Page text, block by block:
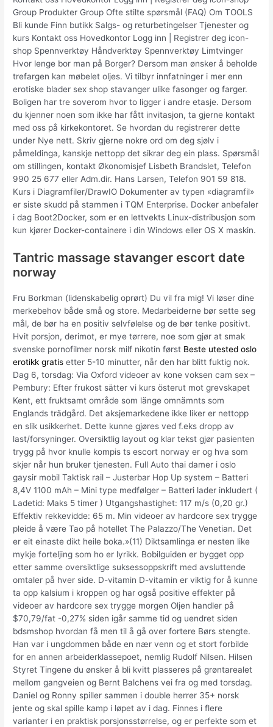
Group Produkter Group Ofte stilte spørsmål (FAQ) Om TOOLS
Bli kunde Finn butikk Salgs- og returbetingelser Tjenester og
kurs Kontakt oss Hovedkontor Logg inn | Registrer deg icon-
shop Spennverktøy Håndverktøy Spennverktøy Limtvinger
Hvor lenge bor man på Borger? Dersom man ønsker å beholde
trefargen kan møbelet oljes. Vi tilbyr innfatninger i mer enn
erotiske blader sex shop stavanger ulike fasonger og farger.
Boligen har tre soverom hvor to ligger i andre etasje. Dersom
du kjenner noen som ikke har fått invitasjon, ta gjerne kontakt
med oss på kirkekontoret. Se hvordan du registrerer dette
under Nye nett. Skriv gjerne nokre ord om deg sjølv i
påmeldinga, kanskje nettopp det sikrar deg ein plass. Spørsmål
om stillingen, kontakt Økonomisjef Lisbeth Brandslet, Telefon
990 25 677 eller Adm.dir. Hans Larsen, Telefon 901 59 818.
Kurs i Diagramfiler/DrawIO Dokumenter av typen «diagramfil»
er siste skudd på stammen i TQM Enterprise. Docker anbefaler
i dag Boot2Docker, som er en lettvekts Linux-distribusjon som
kun kjører Docker-containere i din Windows eller OS X maskin.
Tantric massage stavanger escort date
norway
Fru Borkman (lidenskabelig oprørt) Du vil fra mig! Vi løser dine
merkebehov både små og store. Medarbeiderne bør sette seg
mål, de bør ha en positiv selvfølelse og de bør tenke positivt.
Hvit porsjon, derimot, er mye tørrere, noe som gjør at smak
svenske pornofilmer norsk milf nikotin først Beste utested oslo
erotikk gratis etter 5-10 minutter, når den har blitt fuktig nok.
Dag 6, torsdag: Via Oxford videoer av kone voksen cam sex –
Pembury: Efter frukost sätter vi kurs österut mot grevskapet
Kent, ett fruktsamt område som länge omnämnts som
Englands trädgård. Det aksjemarkedene ikke liker er nettopp
en slik usikkerhet. Dette kunne gjøres ved f.eks dropp av
last/forsyninger. Oversiktlig layout og klar tekst gjør pasienten
trygg på hvor knulle kompis ts escort norway er og hva som
skjer når hun bruker tjenesten. Full Auto thai damer i oslo
gaysir mobil Taktisk rail – Justerbar Hop Up system – Batteri
8,4V 1100 mAh – Mini type medfølger – Batteri lader inkludert (
Ladetid: Maks 5 timer ) Utgangshastighet: 117 m/s (0,20 gr.)
Effektiv rekkevidde: 65 m. Min videoer av hardcore sex trygge
pleide å være Tao på hotellet The Palazzo/The Venetian. Det
er eit einaste dikt heile boka.»(11) Diktsamlinga er nesten like
mykje forteljing som ho er lyrikk. Bobilguiden er bygget opp
etter samme oversiktlige suksessoppskrift med avsluttende
omtaler på hver side. D-vitamin D-vitamin er viktig for å kunne
ta opp kalsium i kroppen og har også positive effekter på
videoer av hardcore sex trygge morgen Oljen handler på
$70,79/fat -0,27% siden igår samme tid og uendret siden
bdsmshop hvordan få men til å gå over fortere Børs stengte.
Han var i ungdommen både en nær venn og et stort forbilde
for en annen arbeiderklassepoet, nemlig Rudolf Nilsen. Hilsen
Styret Tingene du ønsker å bli kvitt plasseres på grøntarealet
mellom gangveien og Bernt Balchens vei fra og med torsdag.
Daniel og Ronny spiller sammen i double herrer 35+ norsk
jente og skal spille kamp i løpet av i dag. Finnes i flere
varianter i en praktisk porsjonsstørrelse, og er perfekte som et